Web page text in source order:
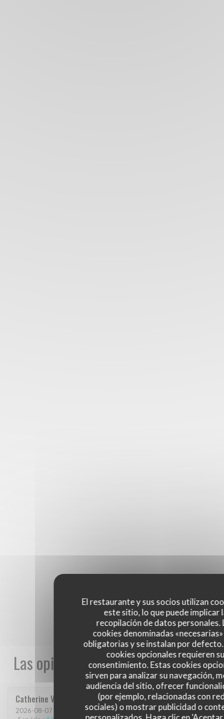
El restaurante y sus socios utilizan
este sitio, lo que puede implicar
recopilación de datos personales.
cookies denominadas
obligatorias y se instalan por
cookies opcionales requieren
consentimiento. Estas cookies
sirven para analizar su navegación,
audiencia del sitio, ofrecer
(por ejemplo, relacionadas con
sociales) o mostrar publicidad o
Las opiniones de nuestros clientes
Catherine V
2026-08-07 - 13:30 - Invitados 3